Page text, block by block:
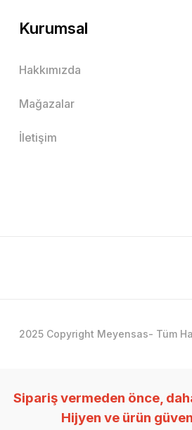
Kurumsal
Hakkımızda
Mağazalar
İletişim
2025 Copyright Meyensas- Tüm
Sipariş vermeden önce,
Hijyen ve ürün